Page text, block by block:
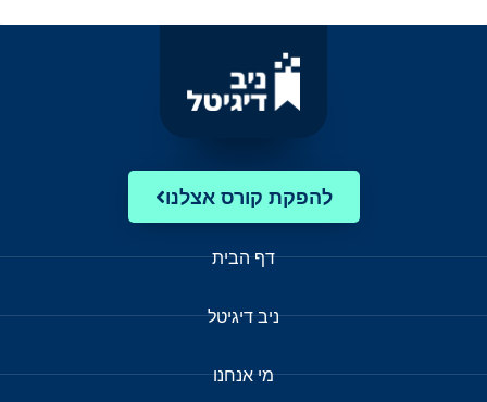
להפקת קורס אצלנו
דף הבית
ניב דיגיטל
מי אנחנו